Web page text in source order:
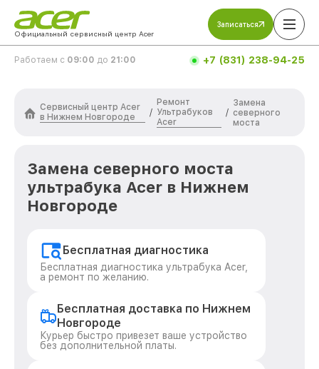
Официальный сервисный центр Acer
Записаться
Работаем с 09:00 до 21:00 +7 (831) 238-94-25
Сервисный центр Acer
в Нижнем Новгороде
/
Ремонт
Ультрабуков
Acer
/
Замена
северного
моста
Замена северного моста
ультрабука Acer в Нижнем
Новгороде
Бесплатная диагностика
Бесплатная диагностика ультрабука Acer,
а ремонт по желанию.
Бесплатная доставка по Нижнем
Новгороде
Курьер быстро привезет ваше устройство
без дополнительной платы.